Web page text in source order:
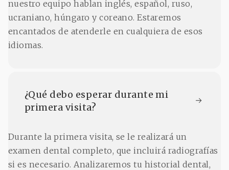
nuestro equipo hablan inglés, español, ruso,
ucraniano, húngaro y coreano. Estaremos
encantados de atenderle en cualquiera de esos
idiomas.
¿Qué debo esperar durante mi
primera visita?
Durante la primera visita, se le realizará un
examen dental completo, que incluirá radiografías
si es necesario. Analizaremos tu historial dental,